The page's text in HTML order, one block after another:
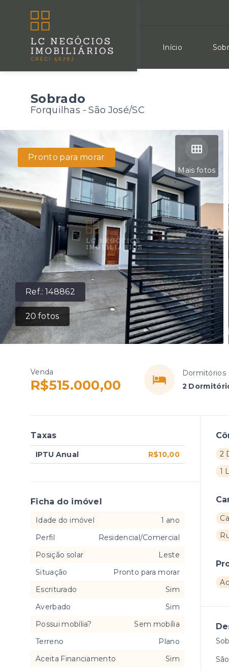
Início
Sobrado
Forquilhas - São José/SC
Ref.:148862
20 fotos
Mais fotos
Pronto para morar
Venda
R$515.000,00
Dormitórios
2
2
1
Taxas
IPTU Anual R$10,00
Ficha do imóvel
Idade do imóvel
1 ano
Perfil
Residencial/Comercial
Posição solar
Leste
Situação
Pronto para morar
Escriturado
Sim
Averbado
Sim
Possui mobília?
Sem mobília
Terreno
Plano
Aceita Financiamento
Sim